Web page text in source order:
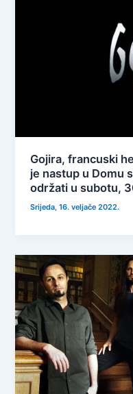
Gojira, francuski
je nastup u Domu
održati u subotu,
Srijeda, 16. veljače 2022.